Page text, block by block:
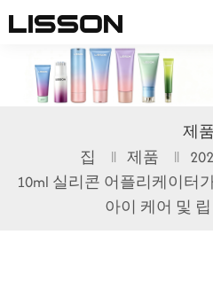
English
français
제품
집 제품
10ml 실리콘 어플리케이터
아이 케어 및